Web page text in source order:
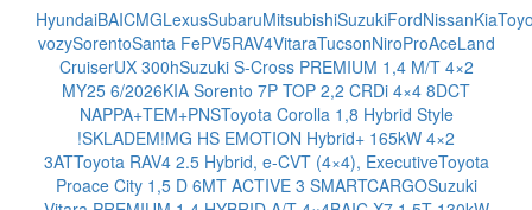
HyundaiBAICMGLexusSubaruMitsubishiSuzukiFordNissanKia
vozySorentoSanta FePV5RAV4VitaraTucsonNiroProAceLand
CruiserUX 300hSuzuki S-Cross PREMIUM 1,4 M/T 4×2
MY25 6/2026KIA Sorento 7P TOP 2,2 CRDi 4×4 8DCT
NAPPA+TEM+PNSToyota Corolla 1,8 Hybrid Style
!SKLADEM!MG HS EMOTION Hybrid+ 165kW 4×2
3ATToyota RAV4 2.5 Hybrid, e-CVT (4×4), ExecutiveToyota
Proace City 1,5 D 6MT ACTIVE 3 SMARTCARGOSuzuki